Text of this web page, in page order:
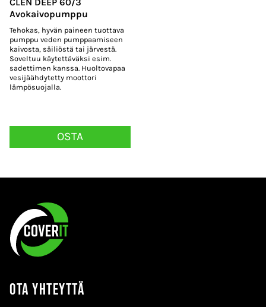
Avokaivopumppu
Tehokas, hyvän paineen tuottava
pumppu veden pumppaamiseen
kaivosta, säiliöstä tai järvestä.
Soveltuu käytettäväksi esim.
sadettimen kanssa. Huoltovapaa
vesijäähdytetty moottori
lämpösuojalla.
OSTA
Ota yhteyttä